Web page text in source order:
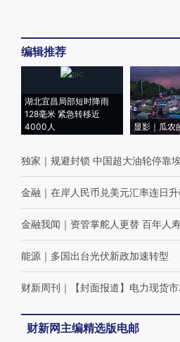
编辑推荐
湖北宜昌局部短时降雨
128毫米 紧急转移近
4000人
显影｜瓜农
独家 ｜ 规避封锁 中国超大油轮停靠
金融 ｜ 在岸人民币兑美元汇率连日
金融我闻 ｜ 资管掌舵人更替 百年人
能源 ｜ 多国出台光伏新政加速转型
财新周刊 ｜ 【封面报道】电力现货
财新网主编精选版电邮